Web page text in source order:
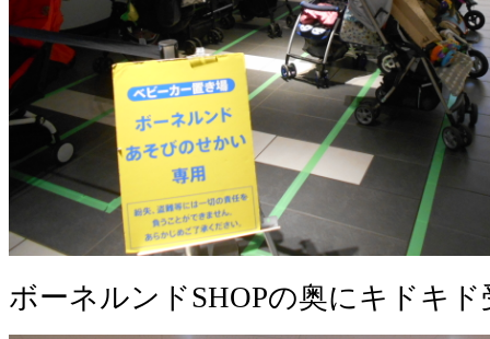
ボーネルンドSHOPの奥にキドキ